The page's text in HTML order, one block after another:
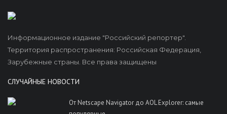
Информационное издание "Российский репортер".
Территория распространения: Российская Федерация,
Зарубежные страны. Все права защищены
СЛУЧАЙНЫЕ НОВОСТИ
От Netscape Navigator до AOL Explorer: самые